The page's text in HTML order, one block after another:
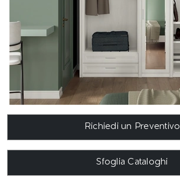
Richiedi un Preventivo
Sfoglia Cataloghi